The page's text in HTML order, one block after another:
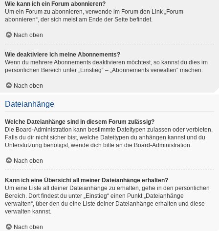
Wie kann ich ein Forum abonnieren?
Um ein Forum zu abonnieren, verwende im Forum den Link „Forum
abonnieren“, der sich meist am Ende der Seite befindet.
Nach oben
Wie deaktiviere ich meine Abonnements?
Wenn du mehrere Abonnements deaktivieren möchtest, so kannst du dies im
persönlichen Bereich unter „Einstieg“ – „Abonnements verwalten“ machen.
Nach oben
Dateianhänge
Welche Dateianhänge sind in diesem Forum zulässig?
Die Board-Administration kann bestimmte Dateitypen zulassen oder verbieten.
Falls du dir nicht sicher bist, welche Dateitypen du anhängen kannst und du
Unterstützung benötigst, wende dich bitte an die Board-Administration.
Nach oben
Kann ich eine Übersicht all meiner Dateianhänge erhalten?
Um eine Liste all deiner Dateianhänge zu erhalten, gehe in den persönlichen
Bereich. Dort findest du unter „Einstieg“ einen Punkt „Dateianhänge
verwalten“, über den du eine Liste deiner Dateianhänge erhalten und diese
verwalten kannst.
Nach oben